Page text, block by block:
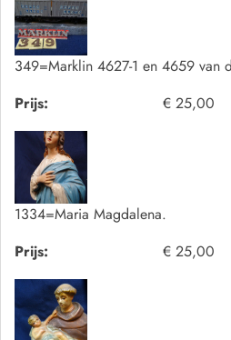
349=Marklin 4627-1 en 4659 van
Prijs:
€ 25,00
1334=Maria Magdalena.
Prijs:
€ 25,00